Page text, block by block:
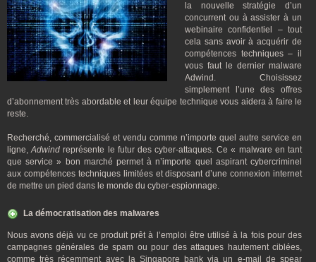
la nouvelle stratégie d’un
concurrent ou à assister à un
webinaire confidentiel – tout
cela sans avoir à acquérir de
compétences techniques – il
vous faut le dernier malware
Adwind. Choisissez
simplement l’une des offres
d’abonnement très abordable et leur équipe technique vous aidera à faire le
reste.
Recherché, commercialisé et vendu comme n’importe quel autre service en
ligne,Adwind représente le futur des cyber-attaques. Ce « malware en tant
que service » bon marché permet à n’importe quel aspirant cybercriminel
aux compétences techniques limitées et disposant d’une connexion internet
de mettre un pied dans le monde du cyber-espionnage.
La démocratisation des malwares
Nous avons déjà vu ce produit prêt à l’emploi être utilisé à la fois pour des
campagnes générales de spam ou pour des attaques hautement ciblées,
comme très récemment avec la Singapore bank via un e-mail de spear